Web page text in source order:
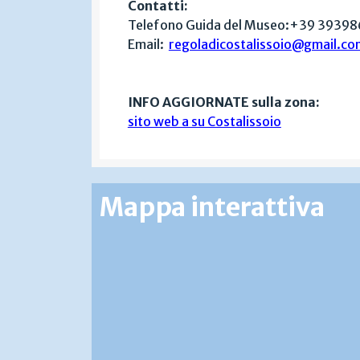
Contatti:
Telefono Guida del Museo:+39
Email:
INFO AGGIORNATE sulla zona:
sito web a su Costalissoio
Mappa interattiva